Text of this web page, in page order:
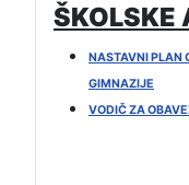
ŠKOLSKE
NASTAVNI PLAN
GIMNAZIJE
VODIČ ZA